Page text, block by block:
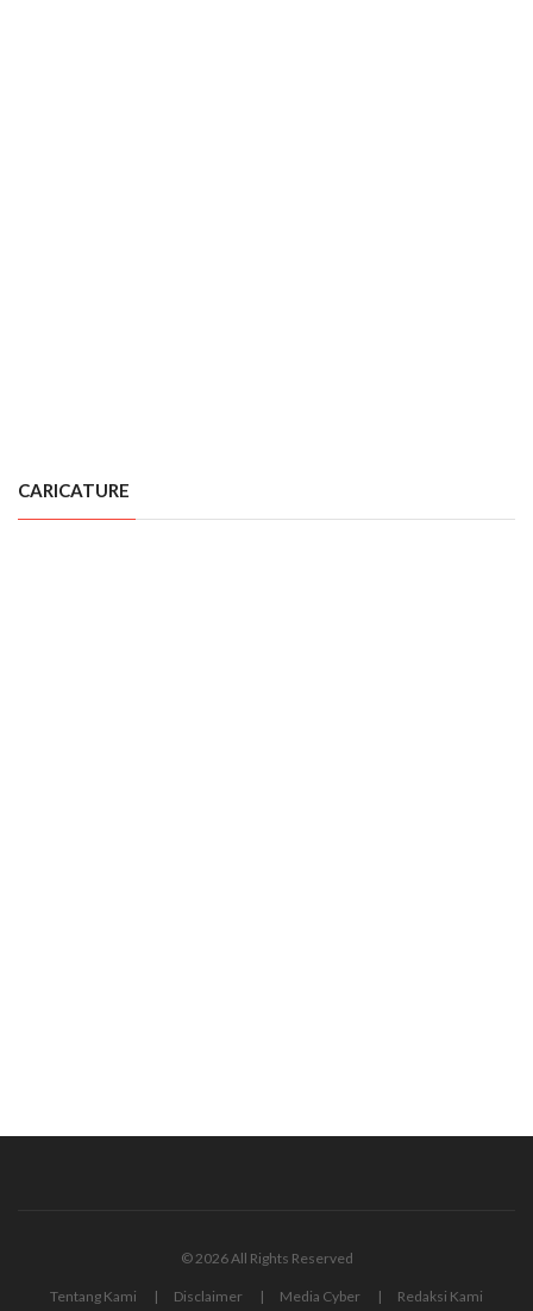
CARICATURE
© 2026 All Rights Reserved
Tentang Kami Disclaimer Media Cyber Redaksi Kami